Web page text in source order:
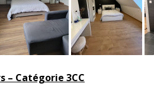
– Catégorie 3CC